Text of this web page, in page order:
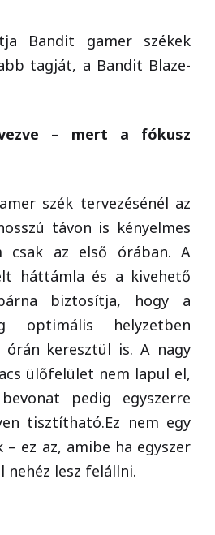
Bandit gamer székek
tagját, a Bandit Blaze-
– mert a fókusz
szék tervezésénél az
távon is kényelmes
csak az első órában. A
háttámla és a kivehető
biztosítja, hogy a
optimális helyzetben
órán keresztül is. A nagy
ülőfelület nem lapul el,
pedig egyszerre
tisztítható.Ez nem egy
ez az, amibe ha egyszer
nehéz lesz felállni.